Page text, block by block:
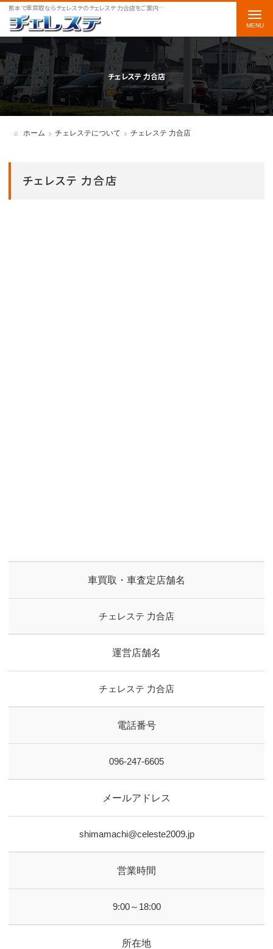
熊本で車買取ならチェレステのチェレステ 力合店をご案内します
チェレステ 力合店
ホーム チェレステについて チェレステ 力合店
チェレステ 力合店
車買取・車査定店舗名
チェレステ 力合店
運営店舗名
チェレステ 力合店
電話番号
096-247-6605
メールアドレス
shimamachi@celeste2009.jp
営業時間
9:00～18:00
所在地
t
o
g
g
l
e